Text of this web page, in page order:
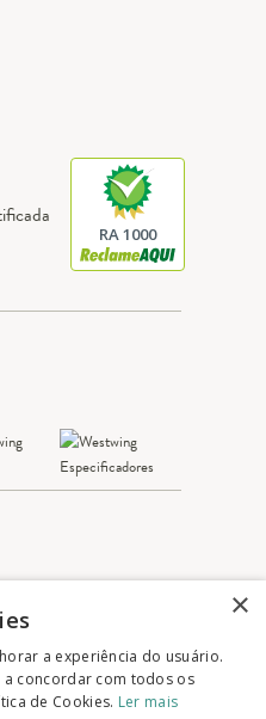
RA 1000
Google play
×
a experiência do usuário.
concordar com todos os
de Cookies. Ler mais